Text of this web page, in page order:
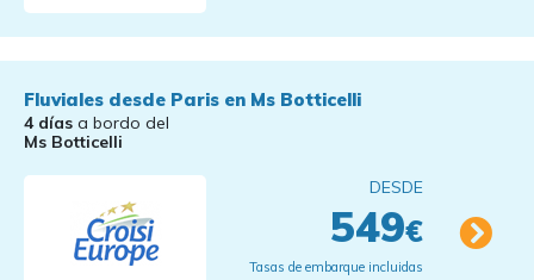
Fluviales desde Paris en Ms Botticelli
4 días a bordo del
Ms Botticelli
DESDE
549€
Tasas de embarque incluidas